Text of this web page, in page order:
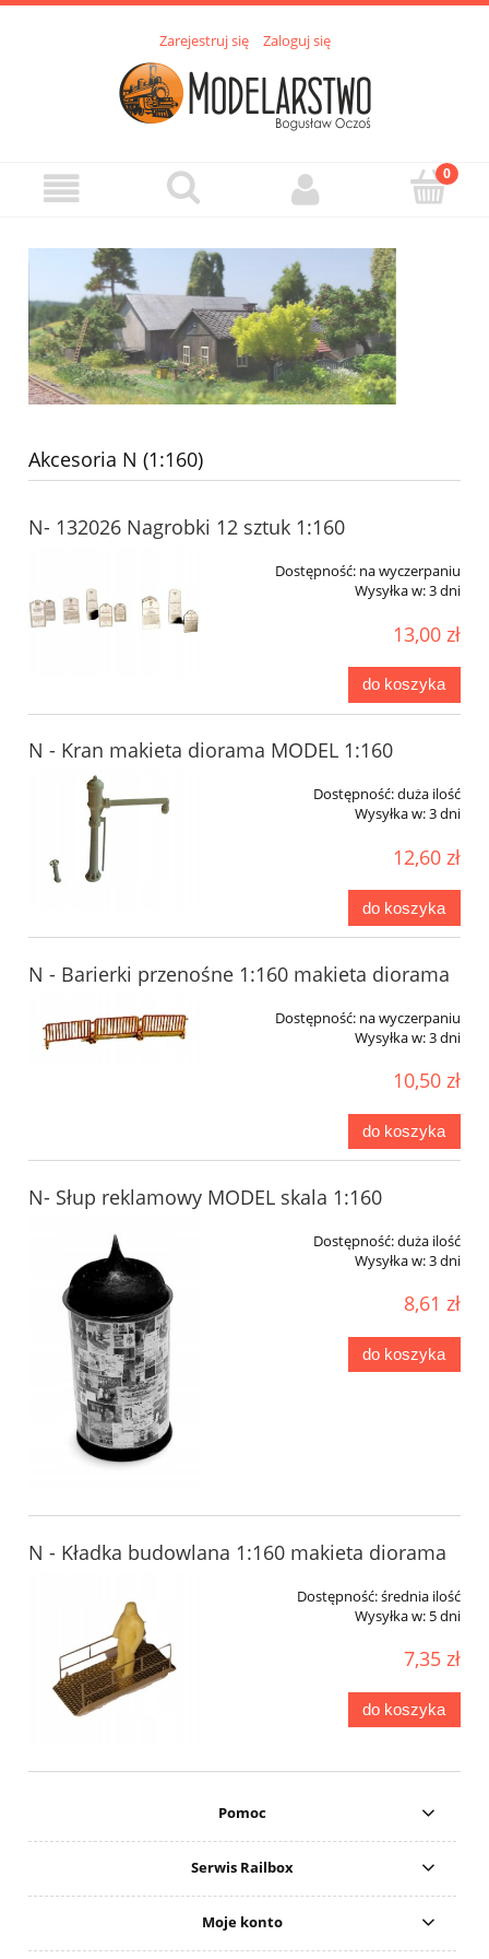
Zarejestruj się Zaloguj się
Akcesoria N (1:160)
N- 132026 Nagrobki 12 sztuk 1:160
Dostępność: na wyczerpaniu
Wysyłka w:3 dni
13,00 zł
do koszyka
N - Kran makieta diorama MODEL 1:160
Dostępność:duża ilość
Wysyłka w:3 dni
12,60 zł
do koszyka
N - Barierki przenośne 1:160 makieta diorama
Dostępność: na wyczerpaniu
Wysyłka w:3 dni
10,50 zł
do koszyka
N- Słup reklamowy MODEL skala 1:160
Dostępność:duża ilość
Wysyłka w:3 dni
8,61 zł
do koszyka
N - Kładka budowlana 1:160 makieta diorama
Dostępność:średnia ilość
Wysyłka w: 5 dni
7,35 zł
do koszyka
Pomoc
Serwis Railbox
Moje konto